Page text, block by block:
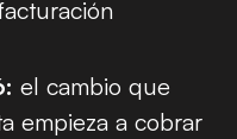
el cambio que
empieza a cobrar